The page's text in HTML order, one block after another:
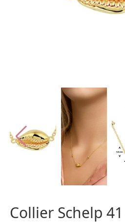
Collier Schelp